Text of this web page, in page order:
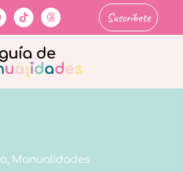
Suscríbete
, Manualidades